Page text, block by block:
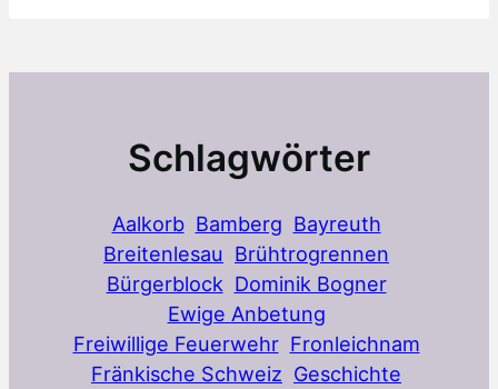
Schlagwörter
Aalkorb Bamberg Bayreuth
Breitenlesau Brühtrogrennen
Bürgerblock Dominik Bogner
Ewige Anbetung
Freiwillige Feuerwehr Fronleichnam
Fränkische Schweiz Geschichte